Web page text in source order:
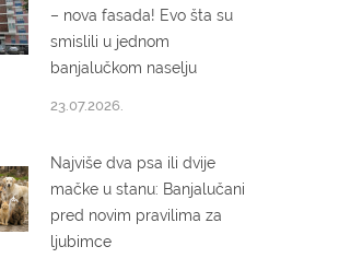
– nova fasada! Evo šta su
smislili u jednom
banjalučkom naselju
23.07.2026.
Najviše dva psa ili dvije
mačke u stanu: Banjalučani
pred novim pravilima za
ljubimce